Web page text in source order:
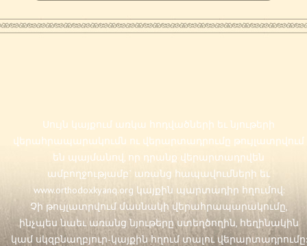
Սույն կայքում առկա հոդվածների եւ նյութերի
վերահրապարակումն ու վերարտադրումը թույլատրվում
են պայմանով, որ դրանք վերարտադրվեն
ամբողջությամբ` առանց հապավումների եւ
www.orthodoxkyanq.org կայքին պարտադիր հղումով:
Չի թույլատրվում մասնակի վերահրապարակումը,
ինչպես նաեւ առանց նյութերը ստեղծողին, հեղինակին
կամ սկզբնաղբյուր-կայքին հղում տալու վերարտադրումը: